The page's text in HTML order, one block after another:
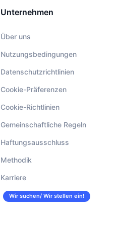
Unternehmen
Über uns
Nutzungsbedingungen
Datenschutzrichtlinien
Cookie-Präferenzen
Cookie-Richtlinien
Gemeinschaftliche Regeln
Haftungsausschluss
Methodik
Karriere
Wir suchen/ Wir stellen ein!